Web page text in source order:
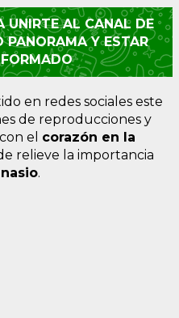
UNIRTE AL CANAL DE
Y ESTAR
en redes sociales este
de reproducciones y
el corazón en la
relieve la importancia
.